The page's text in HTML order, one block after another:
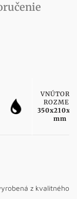
ROZMER:
mm
z kvalitného